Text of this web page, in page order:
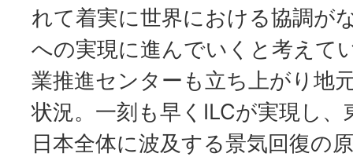
れて着実に世界における協調が
への実現に進んでいくと考えて
業推進センターも立ち上がり地
状況。一刻も早くILCが実現し
日本全体に波及する景気回復の